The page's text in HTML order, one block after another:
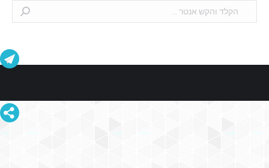
Search: